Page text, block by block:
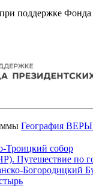
поддержке Фонда
География
Троицкий собор
Путешествие по
Богородицкий